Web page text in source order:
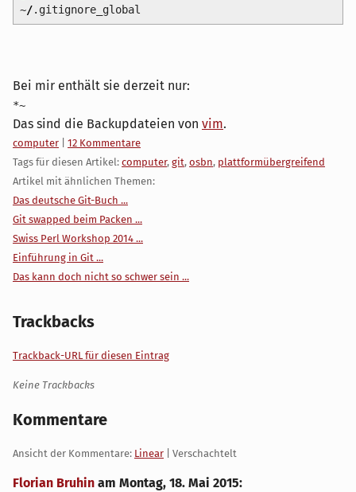
~/.gitignore_global
Bei mir enthält sie derzeit nur:
*~
Das sind die Backupdateien von vim.
Kategorien:
computer
12 Kommentare
Tags für diesen Artikel: computer, git, osbn, plattformübergreifend
Artikel mit ähnlichen Themen:
Das deutsche Git-Buch ...
Git swapped beim Packen ...
Swiss Perl Workshop 2014 ...
Einführung in Git ...
Das kann doch nicht so schwer sein ...
Trackbacks
Trackback-URL für diesen Eintrag
Keine Trackbacks
Kommentare
Ansicht der Kommentare: Linear | Verschachtelt
Florian Bruhin am Montag, 18. Mai 2015: